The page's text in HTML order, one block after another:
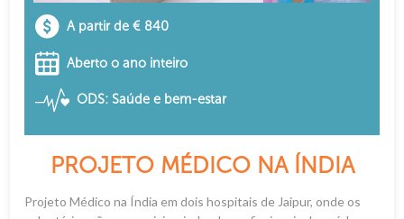
A partir de € 840
Aberto o ano inteiro
ODS: Saúde e bem-estar
PROJETO MÉDICO NA ÍNDIA
Projeto Médico na Índia em dois hospitais de Jaipur, onde os